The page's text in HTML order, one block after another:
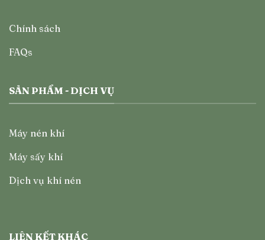
Chính sách
FAQs
SẢN PHẨM - DỊCH VỤ
Máy nén khí
Máy sấy khí
Dịch vụ khí nén
LIÊN KẾT KHÁC